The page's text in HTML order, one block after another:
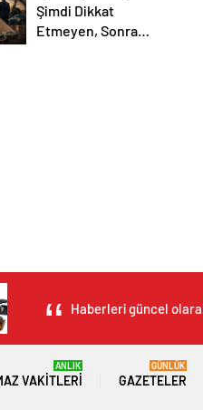
Şimdi Dikkat
Etmeyen, Sonra
Haberleri güncel
VAKITLERI
ANLIK
GAZETELER
GÜNLÜK